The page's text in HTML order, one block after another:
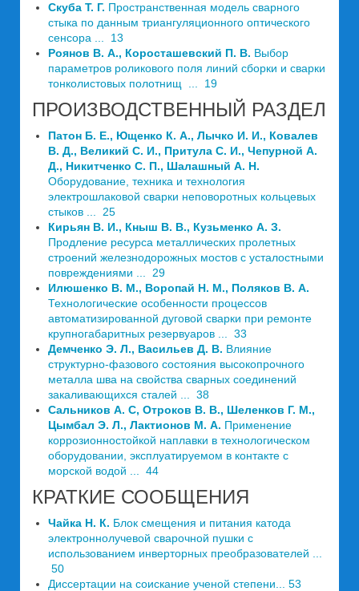
Скуба Т. Г. Пространственная модель сварного
стыка по данным триангуляционного оптического
сенсора ... 13
Роянов В. А., Коросташевский П. В. Выбор
параметров роликового поля линий сборки и сварки
тонколистовых полотнищ ... 19
ПРОИЗВОДСТВЕННЫЙ РАЗДЕЛ
Патон Б. Е., Ющенко К. А., Лычко И. И., Ковалев
В. Д., Великий С. И., Притула С. И., Чепурной А.
Д., Никитченко С. П., Шалашный А. Н.
Оборудование, техника и технология
электрошлаковой сварки неповоротных кольцевых
стыков ... 25
Кирьян В. И., Кныш В. В., Кузьменко А. З.
Продление ресурса металлических пролетных
строений железнодорожных мостов с усталостными
повреждениями ... 29
Илюшенко В. М., Воропай Н. М., Поляков В. А.
Технологические особенности процессов
автоматизи­рованной дуговой сварки при ремонте
крупногабаритных резервуаров ... 33
Демченко Э. Л., Васильев Д. В. Влияние
структурно-фазового состояния высокопрочного
металла шва на свойства сварных соединений
закаливающихся сталей ... 38
Сальников А. С, Отроков В. В., Шеленков Г. М.,
Цымбал Э. Л., Лактионов М. А. Применение
коррозионностойкой наплавки в технологическом
оборудовании, эксплуатируемом в контакте с
морской водой ... 44
КРАТКИЕ СООБЩЕНИЯ
Чайка Н. К. Блок смещения и питания катода
электронно­лучевой сварочной пушки с
использованием инверторных преобразователей ...
50
Диссертации на соискание ученой степени... 53